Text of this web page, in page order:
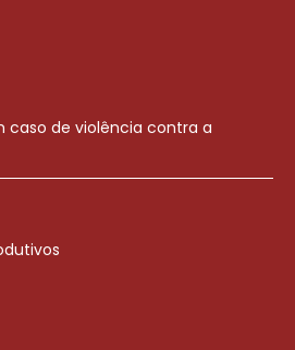
caso de violência contra a